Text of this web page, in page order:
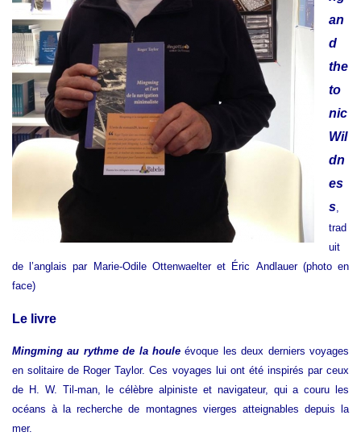
an
d
the
to
nic
Wil
dn
es
s,
trad
uit
de l’anglais par Marie-Odile Ottenwaelter et Éric Andlauer (photo en
face)
Le livre
Mingming au rythme de la houle évoque les deux derniers voyages
en solitaire de Roger Taylor. Ces voyages lui ont été inspirés par ceux
de H. W. Til-man, le célèbre alpiniste et navigateur, qui a couru les
océans à la recherche de montagnes vierges atteignables depuis la
mer.